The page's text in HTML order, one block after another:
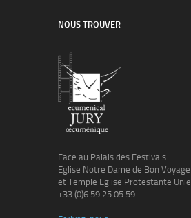
NOUS TROUVER
Face au Palais des Festivals :
Eglise Notre Dame de Bon Voyage
et Temple Eglise Protestante Unie
+33 (0)6 59 25 05 59